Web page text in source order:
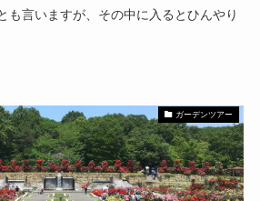
も言いますが、その中に入るとひんやり
ガーデンツアー